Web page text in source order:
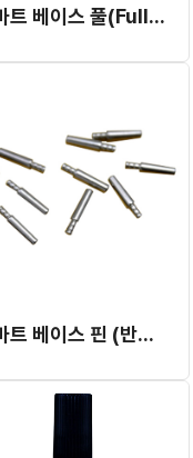
스마트 베이스 풀(Full) 몰드
스마트 베이스 핀 (반품 불가)